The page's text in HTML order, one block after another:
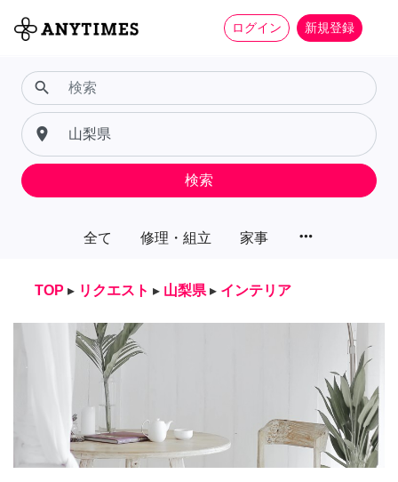
ログイン 新規登録
全て 修理・組立 家事 more_horiz
search
place
検索
TOP ▸ リクエスト ▸ 山梨県 ▸ インテリア